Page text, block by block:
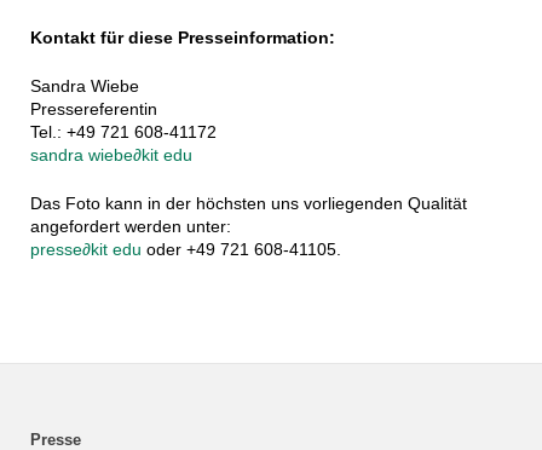
Kontakt für diese Presseinformation:
Sandra Wiebe
Pressereferentin
Tel.: +49 721 608-41172
sandra wiebe∂kit edu
Das Foto kann in der höchsten uns vorliegenden Qualität
angefordert werden unter:
presse∂kit edu oder +49 721 608-41105.
Presse